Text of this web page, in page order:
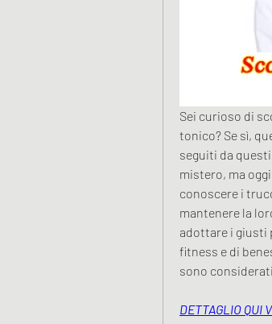
Sei curioso di
tonico? Se sì,
seguiti da
mistero, ma
conoscere i
mantenere la
adottare i giusti
fitness e di
sono
DETTAGLIO QUI